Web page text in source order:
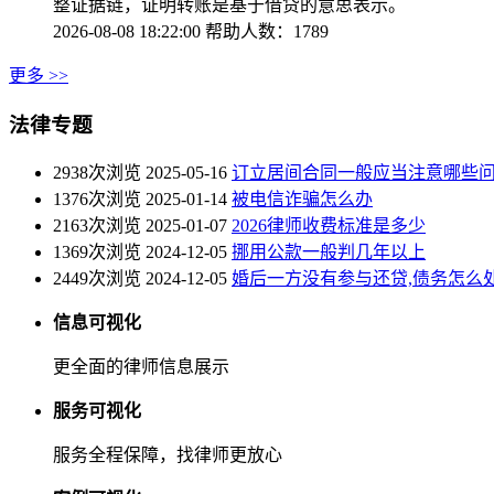
整证据链，证明转账是基于借贷的意思表示。
2026-08-08 18:22:00 帮助人数：1789
更多 >>
法律专题
2938次浏览 2025-05-16 订立居间合同一般应当注意哪些
1376次浏览 2025-01-14 被电信诈骗怎么办
2163次浏览 2025-01-07 2026律师收费标准是多少
1369次浏览 2024-12-05 挪用公款一般判几年以上
2449次浏览 2024-12-05 婚后一方没有参与还贷,债务怎么
信息可视化
更全面的律师信息展示
服务可视化
服务全程保障，找律师更放心